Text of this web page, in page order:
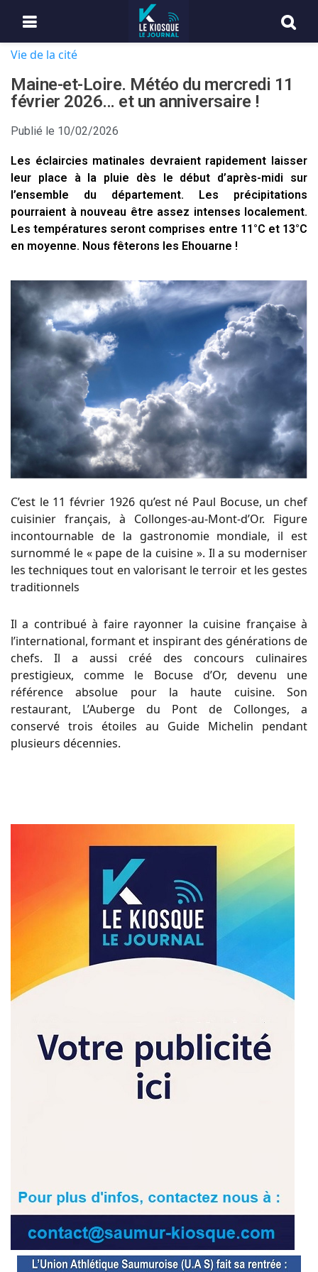
Vie de la cité
Maine-et-Loire. Météo du mercredi 11
février 2026… et un anniversaire !
Publié le 10/02/2026
Les éclaircies matinales devraient rapidement laisser
leur place à la pluie dès le début d’après-midi sur
l’ensemble du département. Les précipitations
pourraient à nouveau être assez intenses localement.
Les températures seront comprises entre 11°C et 13°C
en moyenne. Nous fêterons les Ehouarne !
C’est le 11 février 1926 qu’est né Paul Bocuse, un chef
cuisinier français, à Collonges-au-Mont-d’Or. Figure
incontournable de la gastronomie mondiale, il est
surnommé le « pape de la cuisine ». Il a su moderniser
les techniques tout en valorisant le terroir et les gestes
traditionnels
Il a contribué à faire rayonner la cuisine française à
l’international, formant et inspirant des générations de
chefs. Il a aussi créé des concours culinaires
prestigieux, comme le Bocuse d’Or, devenu une
référence absolue pour la haute cuisine. Son
restaurant, L’Auberge du Pont de Collonges, a
conservé trois étoiles au Guide Michelin pendant
plusieurs décennies.